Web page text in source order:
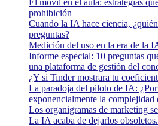
prohibición
Cuando la IA hace ciencia,
preguntas?
Medición del uso en la era de la
Informe especial: 10 preguntas
una plataforma de gestión del
¿Y si Tinder mostrara tu
La paradoja del piloto de IA:
exponencialmente la complejidad
Los organigramas de marketing
La IA acaba de dejarlos obsoletos.